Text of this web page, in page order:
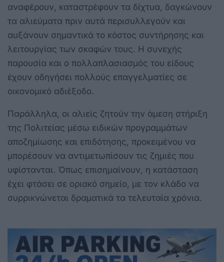
αναφέρουν, καταστρέφουν τα δίχτυα, δαγκώνουν
τα αλιεύματα πριν αυτά περισυλλεγούν και
αυξάνουν σημαντικά το κόστος συντήρησης και
λειτουργίας των σκαφών τους. Η συνεχής
παρουσία και ο πολλαπλασιασμός του είδους
έχουν οδηγήσει πολλούς επαγγελματίες σε
οικονομικό αδιέξοδο.
Παράλληλα, οι αλιείς ζητούν την άμεση στήριξη
της Πολιτείας μέσω ειδικών προγραμμάτων
αποζημίωσης και επιδότησης, προκειμένου να
μπορέσουν να αντιμετωπίσουν τις ζημιές που
υφίστανται. Όπως επισημαίνουν, η κατάσταση
έχει φτάσει σε οριακό σημείο, με τον κλάδο να
συρρικνώνεται δραματικά τα τελευταία χρόνια.